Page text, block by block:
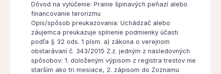
Dôvod na vylúčenie: Pranie špinavých peňazí alebo
financovanie terorizmu
Opis/spôsob preukazovania: Uchádzač alebo
záujemca preukazuje splnenie podmienky účasti
podľa § 32 ods. 1 písm. a) zákona o verejnom
obstarávaní č. 343/2015 Z.z. jedným z nasledovných
spôsobov: 1. doloženým výpisom z registra trestov nie
starším ako tri mesiace, 2. zápisom do Zoznamu